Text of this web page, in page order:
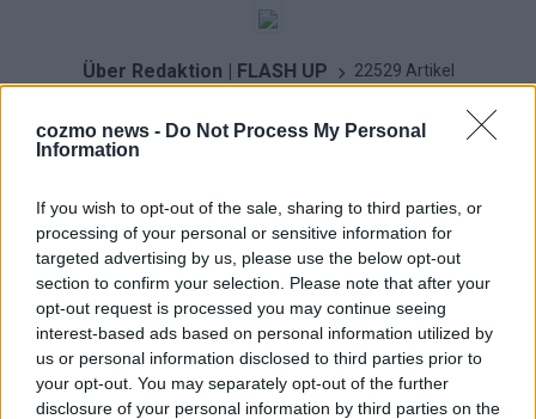
cozmo news - Do Not Process My Personal
Information
If you wish to opt-out of the sale, sharing to third parties, or
processing of your personal or sensitive information for
targeted advertising by us, please use the below opt-out
section to confirm your selection. Please note that after your
opt-out request is processed you may continue seeing
interest-based ads based on personal information utilized by
us or personal information disclosed to third parties prior to
your opt-out. You may separately opt-out of the further
disclosure of your personal information by third parties on the
Über Redaktion | FLASH UP 22529 Artikel
Hier schreiben, posten und kuratieren unsere Redakteur alles,
was euch wirklich interessiert! Wir sind das Team hinter den
News, Storys und Videos, die ihr auf FLASH UP seht. Ob
oder crazy Trends – wir checken alles für euch, filtern das
Wichtigste raus und bringen’s auf den Punkt.
TOP STORIES